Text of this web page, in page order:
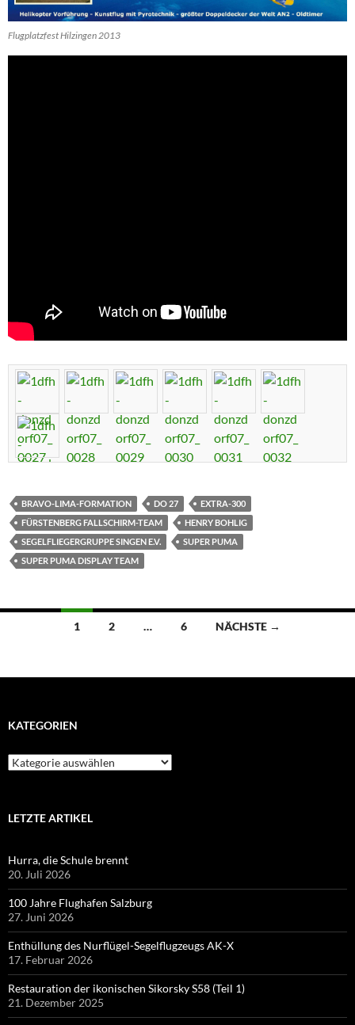
Flugplatzfest Hilzingen 2013
BRAVO-LIMA-FORMATION DO 27
EXTRA-300
FÜRSTENBERG FALLSCHIRM-TEAM
HENRY BOHLIG
SEGELFLIEGERGRUPPE SINGEN E.V.
SUPER PUMA
SUPER PUMA DISPLAY TEAM
Beitragsnavigation
1 2 … 6 NÄCHSTE →
KATEGORIEN
Kategorien
LETZTE ARTIKEL
Hurra, die Schule brennt
20. Juli 2026
100 Jahre Flughafen Salzburg
27. Juni 2026
Enthüllung des Nurflügel-Segelflugzeugs AK-X
17. Februar 2026
Restauration der ikonischen Sikorsky S58 (Teil 1)
21. Dezember 2025